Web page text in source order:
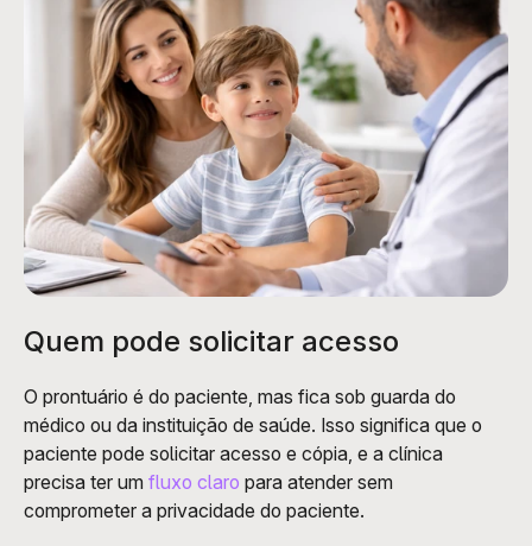
Quem pode solicitar acesso
O prontuário é do paciente, mas fica sob guarda do
médico ou da instituição de saúde. Isso significa que o
paciente pode solicitar acesso e cópia, e a clínica
precisa ter um fluxo claro para atender sem
comprometer a privacidade do paciente.